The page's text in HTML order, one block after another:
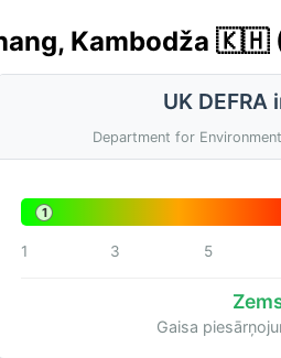
Kambodža 🇰🇭
UK DEFRA
Department for
1
1 3 5
Gaisa